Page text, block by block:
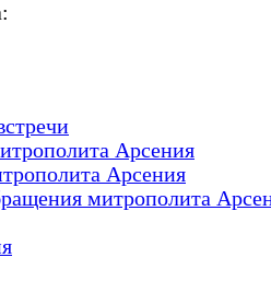
Арсения
Арсения
митрополита